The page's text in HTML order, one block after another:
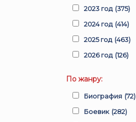
2023 год (375)
2024 год (414)
2025 год (463)
2026 год (126)
По жанру:
Биография (72)
Боевик (282)